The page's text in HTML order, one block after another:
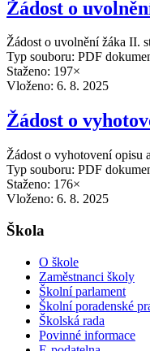
Žádost o
Žádost o uvolnění žáka II.
Typ souboru: PDF
Staženo: 197×
Vloženo: 6. 8. 2025
Žádost o
Žádost o vyhotovení opisu
Typ souboru: PDF
Staženo: 176×
Vloženo: 6. 8. 2025
Škola
O škole
Zaměstnanci školy
Školní parlament
Školní poradenské
Školská rada
Povinné informace